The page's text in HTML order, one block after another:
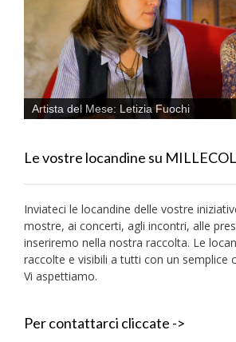
Artista del Mese: Letizia Fuochi
Le vostre locandine su
Inviateci le locandine delle vostre
mostre, ai concerti, agli incontri, alle
inseriremo nella nostra raccolta. Le
raccolte e visibili a tutti con un semplice
Vi aspettiamo.
Per contattarci cliccate ->